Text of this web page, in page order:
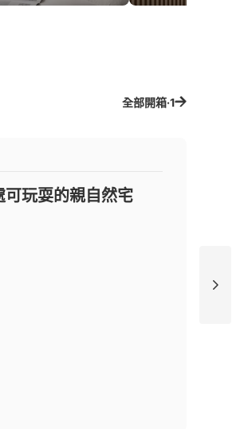
全部開箱·1
可玩耍的親自然宅